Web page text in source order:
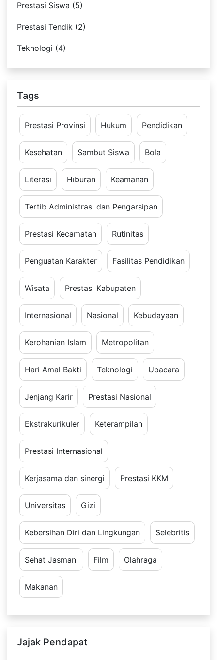
Prestasi Siswa (5)
Prestasi Tendik (2)
Teknologi (4)
Tags
Prestasi Provinsi Hukum Pendidikan
Kesehatan Sambut Siswa Bola
Literasi Hiburan Keamanan
Tertib Administrasi dan Pengarsipan
Prestasi Kecamatan Rutinitas
Penguatan Karakter Fasilitas Pendidikan
Wisata Prestasi Kabupaten
Internasional Nasional Kebudayaan
Kerohanian Islam Metropolitan
Hari Amal Bakti Teknologi Upacara
Jenjang Karir Prestasi Nasional
Ekstrakurikuler Keterampilan
Prestasi Internasional
Kerjasama dan sinergi Prestasi KKM
Universitas Gizi
Kebersihan Diri dan Lingkungan Selebritis
Sehat Jasmani Film Olahraga
Makanan
Jajak Pendapat